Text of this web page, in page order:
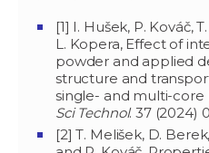
[1] I. Hušek, P. Kováč,
L. Kopera, Effect of
powder and applied
structure and
single- and multi-core
Sci Technol. 37 (2024)
[2] T. Melišek, D.